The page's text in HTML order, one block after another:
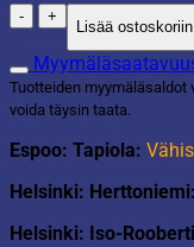
Bluey
light
up
uniystävä
määrä
Lisää ostoskoriin
Tuotteiden myymäläsaldot
voida täysin taata.
Espoo: Tapiola:
Helsinki: Herttoniemi:
Helsinki: Iso-